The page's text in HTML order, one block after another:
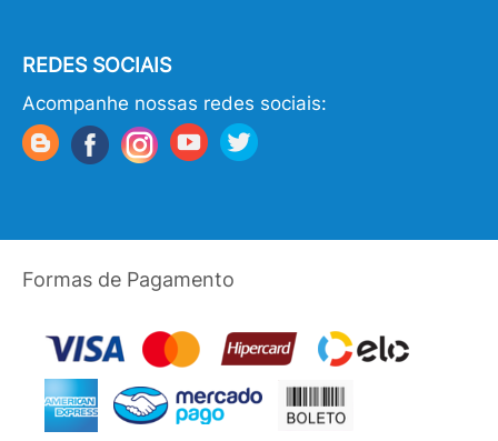
REDES SOCIAIS
Acompanhe nossas redes sociais:
Formas de Pagamento